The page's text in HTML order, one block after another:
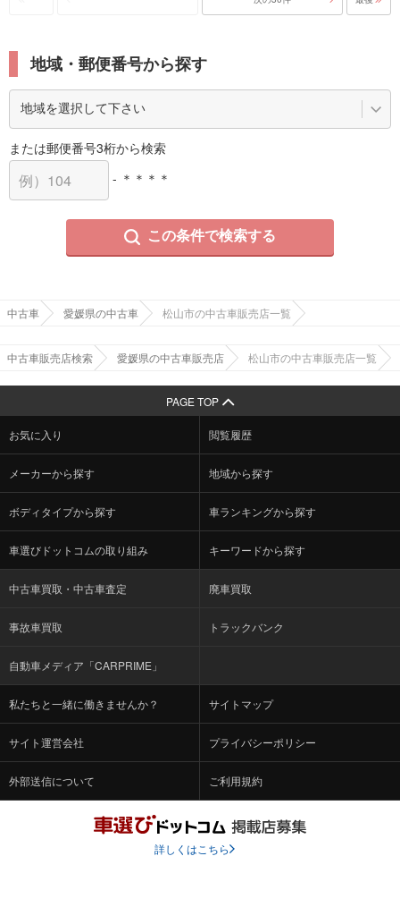
地域・郵便番号から探す
または郵便番号3桁から検索
- ＊＊＊＊
この条件で検索する
中古車 愛媛県の中古車 松山市の中古車販売店一覧
中古車販売店検索 愛媛県の中古車販売店 松山市の中古車販売店一覧
PAGE TOP
お気に入り 閲覧履歴
メーカーから探す 地域から探す
ボディタイプから探す 車ランキングから探す
車選びドットコムの取り組み キーワードから探す
中古車買取・中古車査定 廃車買取
事故車買取 トラックバンク
自動車メディア「CARPRIME」
私たちと一緒に働きませんか？ サイトマップ
サイト運営会社 プライバシーポリシー
外部送信について ご利用規約
詳しくはこちら